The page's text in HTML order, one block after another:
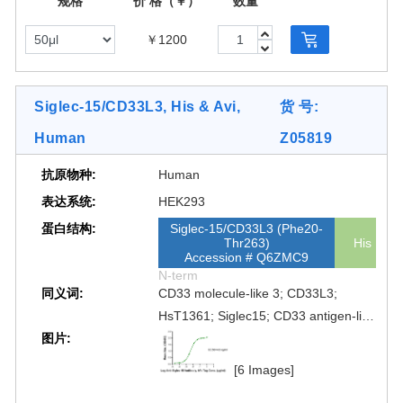
[2 Images]
￥1200
Siglec-15/CD33L3, His & Avi,
Human
货 号:
Z05819
抗原物种:
Human
表达系统:
HEK293
蛋白结构:
Siglec-15/CD33L3 (Phe20-
Thr263)
Accession # Q6ZMC9
His
N-term
同义词:
CD33 molecule-like 3; CD33L3;
HsT1361; Siglec15; CD33 antigen-like
3; SIGLEC-15
图片:
[6 Images]